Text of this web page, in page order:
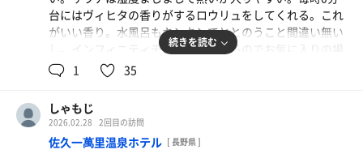
台にはヴィヒタの香りがするロウリュをしてくれる。これ
がいい香り。水風呂もキンキンでととのうこと間違い無い
し。インフィニティチェアが沢山あるのでお気に入りの場
所で休憩すればあっという間にガンギマリ！扇風機の真下
がお気に入りでした。またイキタイ！
続きを読む
1 35
しゃもじ
2026.02.28 2回目の訪問
佐久一萬里温泉ホテル [ 長野県 ]